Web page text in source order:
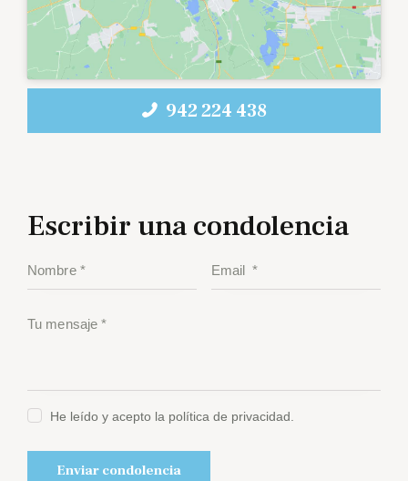
942 224 438
Escribir una condolencia
He leído y acepto la política de privacidad.